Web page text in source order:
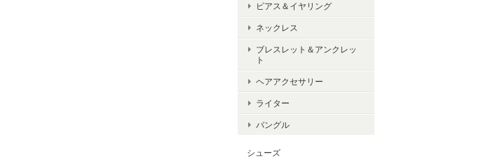
ピアス＆イヤリング
ネックレス
ブレスレット＆アンクレッ
ト
ヘアアクセサリー
ライター
バングル
シューズ